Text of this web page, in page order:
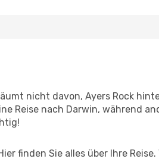
nicht davon, Ayers Rock
Reise nach Darwin, während
finden Sie alles über Ihre